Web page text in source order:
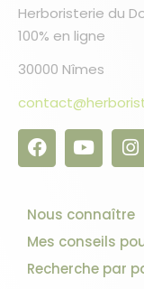
Herboristerie du
100% en ligne
30000 Nîmes
Nous connaître
Mes conseils
Recherche par